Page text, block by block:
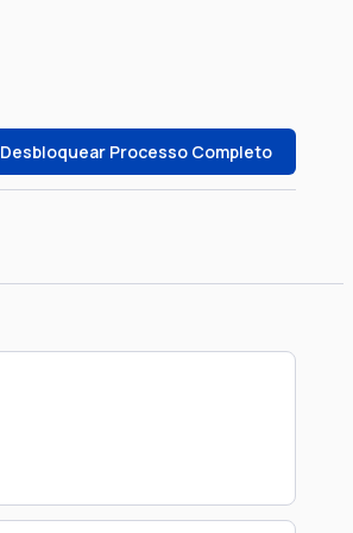
Desbloquear Processo Completo